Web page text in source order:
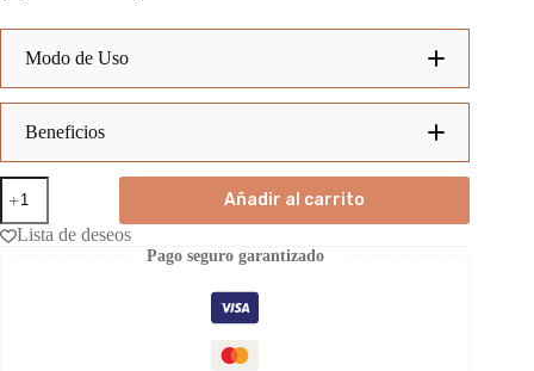
Modo de Uso
2.
Beneficios
Limpieza suave y eficaz:
Definición y control del encrespamiento:
Nutrición e hidratación:
Shampoo
Curls
Semi
Di
Añadir al carrito
Lista de deseos
Pago seguro garantizado